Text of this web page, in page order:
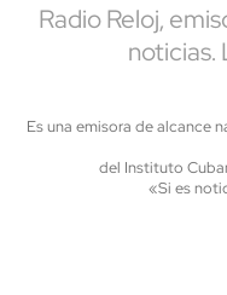
Radio Reloj,
noticias.
Es una emisora de alcance
del Instituto
«Si es